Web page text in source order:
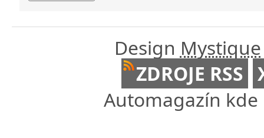
Design Mystique
ZDROJE RSS
Automagazín